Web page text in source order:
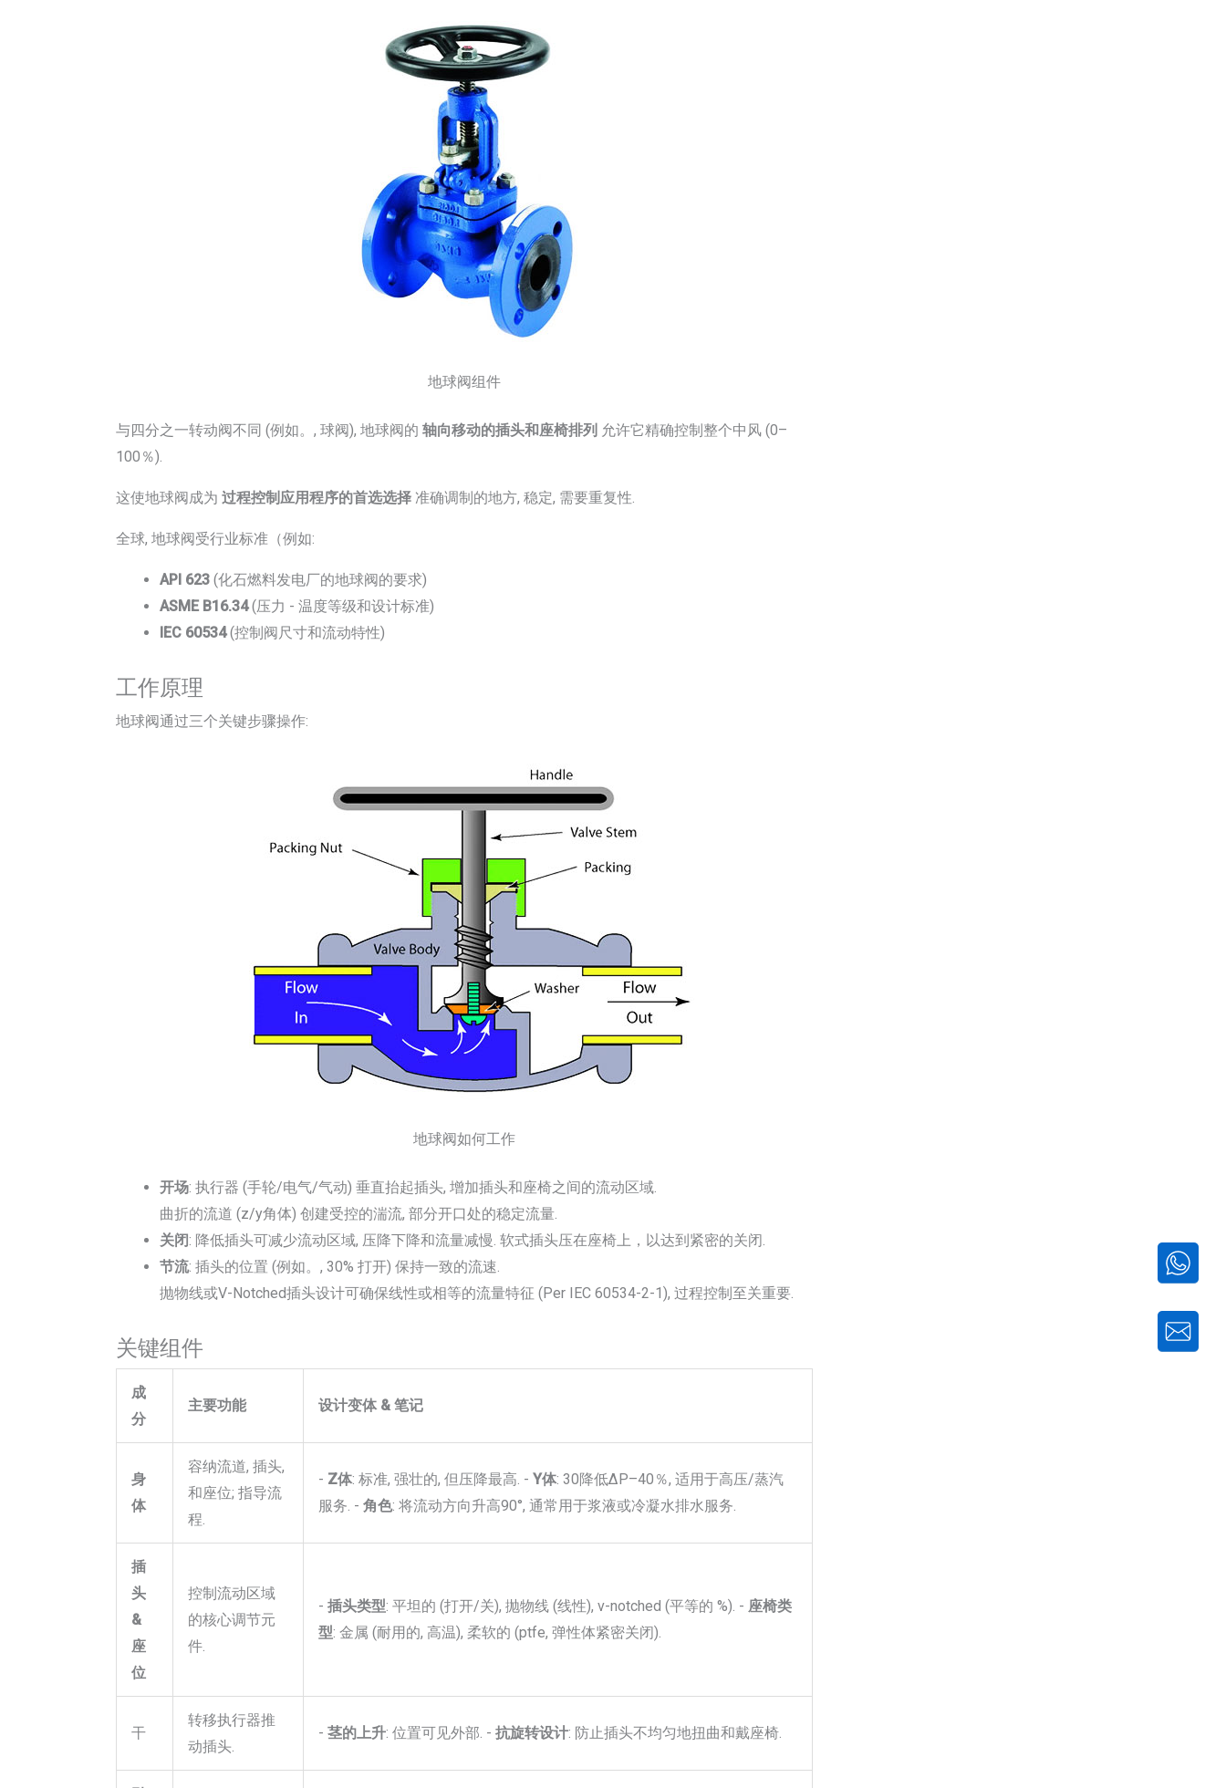
地球阀组件
与四分之一转动阀不同 (例如。, 球阀), 地球阀的 轴向移动的插头和座椅排列 允许它精确控制整个中风 (0–
100％).
这使地球阀成为 过程控制应用程序的首选选择准确调制的地方, 稳定, 需要重复性.
全球, 地球阀受行业标准（例如:
API 623(化石燃料发电厂的地球阀的要求)
ASME B16.34(压力 - 温度等级和设计标准)
IEC 60534(控制阀尺寸和流动特性)
工作原理
地球阀通过三个关键步骤操作:
地球阀如何工作
开场: 执行器 (手轮/电气/气动) 垂直抬起插头, 增加插头和座椅之间的流动区域.
曲折的流道 (z/y角体) 创建受控的湍流, 部分开口处的稳定流量.
关闭: 降低插头可减少流动区域, 压降下降和流量减慢. 软式插头压在座椅上，以达到紧密的关闭.
节流: 插头的位置 (例如。, 30% 打开) 保持一致的流速.
抛物线或V-Notched插头设计可确保线性或相等的流量特征 (Per IEC 60534-2-1), 过程控制至关重要.
关键组件
成
分
主要功能 设计变体 & 笔记
身
体
容纳流道, 插头,
和座位; 指导流
程.
- Z体: 标准, 强壮的, 但压降最高. - Y体: 30降低ΔP–40％, 适用于高压/蒸汽
服务. - 角色: 将流动方向升高90°, 通常用于浆液或冷凝水排水服务.
插
头
&
座
位
控制流动区域
的核心调节元
件.
- 插头类型: 平坦的 (打开/关), 抛物线 (线性), v-notched (平等的 %). - 座椅类
型: 金属 (耐用的, 高温), 柔软的 (ptfe, 弹性体紧密关闭).
干
转移执行器推
动插头.
- 茎的上升: 位置可见外部. - 抗旋转设计: 防止插头不均匀地扭曲和戴座椅.